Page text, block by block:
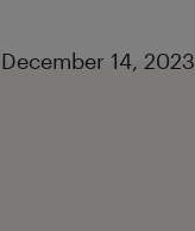
December 14, 2023